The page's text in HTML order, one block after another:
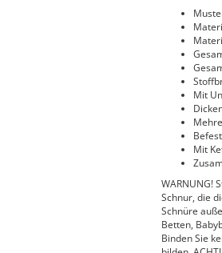
Mit
Mit
WARNUNG!
Schnur, die
Schnüre
Betten,
Binden Sie